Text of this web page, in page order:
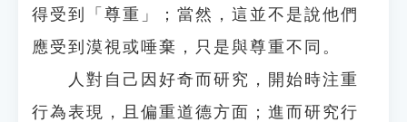
得受到「尊重」；當然，這並不是說他們
應受到漠視或唾棄，只是與尊重不同。
人對自己因好奇而研究，開始時注重
行為表現，且偏重道德方面；進而研究行